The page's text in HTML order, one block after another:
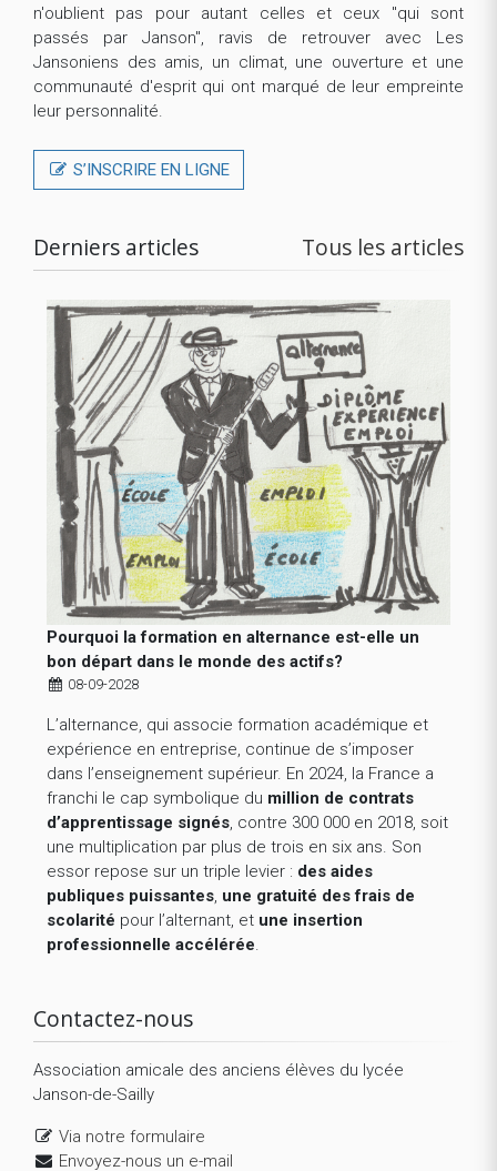
n'oublient pas pour autant celles et ceux "qui sont
passés par Janson", ravis de retrouver avec Les
Jansoniens des amis, un climat, une ouverture et une
communauté d'esprit qui ont marqué de leur empreinte
leur personnalité.
S’INSCRIRE EN LIGNE
Derniers articles Tous les articles
Pourquoi la formation en alternance est-elle un
bon départ dans le monde des actifs?
08-09-2028
L’alternance, qui associe formation académique et
expérience en entreprise, continue de s’imposer
dans l’enseignement supérieur. En 2024, la France a
franchi le cap symbolique du million de contrats
d’apprentissage signés, contre 300 000 en 2018, soit
une multiplication par plus de trois en six ans. Son
essor repose sur un triple levier : des aides
publiques puissantes, une gratuité des frais de
scolarité pour l’alternant, et une insertion
professionnelle accélérée.
Contactez-nous
Association amicale des anciens élèves du lycée
Janson-de-Sailly
Via notre formulaire
Envoyez-nous un e-mail